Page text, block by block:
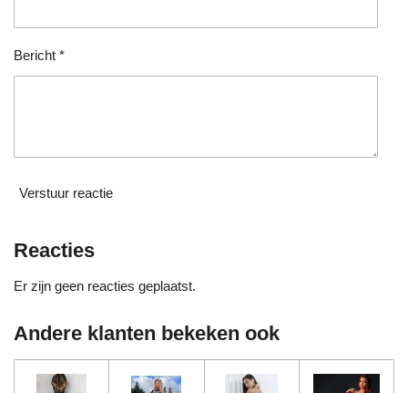
e
n
Bericht *
Verstuur reactie
Reacties
Er zijn geen reacties geplaatst.
Andere klanten bekeken ook